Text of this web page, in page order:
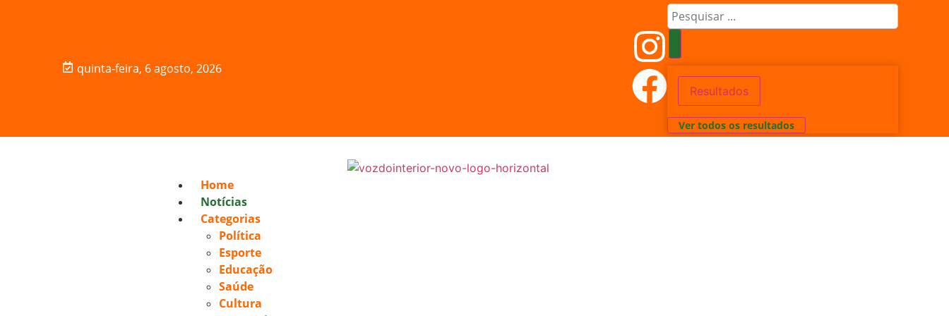
quinta-feira, 6 agosto, 2026
Resultados
Ver todos os resultados
Home
Notícias
Categorias
Política
Esporte
Educação
Saúde
Cultura